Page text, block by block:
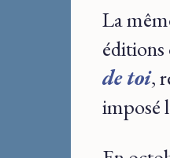
La
de toi,
imposé